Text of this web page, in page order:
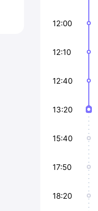
12:00
12:10
12:40
13:20
15:40
17:50
18:20